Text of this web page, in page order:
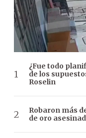
¿Fue todo
de los
Roselin
Robaron más
de oro